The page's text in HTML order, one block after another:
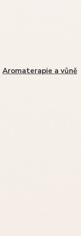
Aromaterapie a vůně